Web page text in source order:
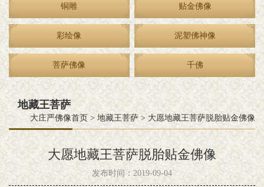
铜雕 贴金佛像
彩绘像 泥塑佛神像
菩萨佛像 千佛
地藏王菩萨
大庄严佛像首页 > 地藏王菩萨 > 大愿地藏王菩萨脱胎贴金佛像
大愿地藏王菩萨脱胎贴金佛像
发布时间：2019-09-04